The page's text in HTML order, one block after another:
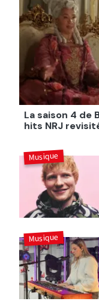
La saison 4 de
hits NRJ
Musique
Musique